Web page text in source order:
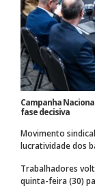
Campanha
fase decisiva
Movimento
lucratividade dos
Trabalhadores
quinta-feira (30)